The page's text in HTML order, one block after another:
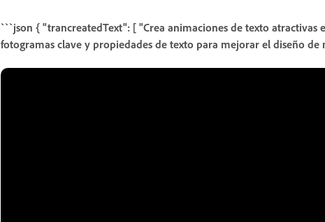
```json { "trancreatedText": [ "Crea animaciones de texto atractivas
fotogramas clave y propiedades de texto para mejorar el diseño